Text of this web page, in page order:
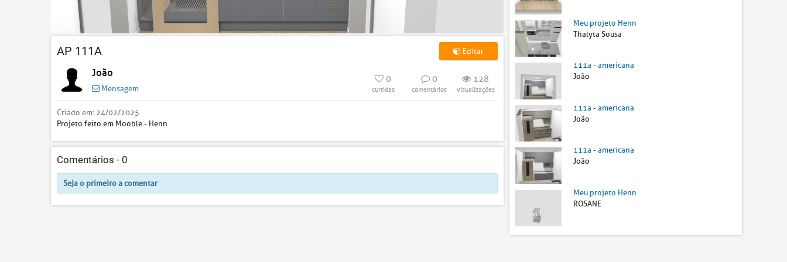
AP 111A Editar
João
Mensagem
0
curtidas
0
comentários
128
visualizações
Criado em: 24/02/2025
Projeto feito em Mooble - Henn
Comentários - 0
Seja o primeiro a comentar
Meu projeto Henn
Thalyta Sousa
111a - americana
João
111a - americana
João
111a - americana
João
Meu projeto Henn
ROSANE